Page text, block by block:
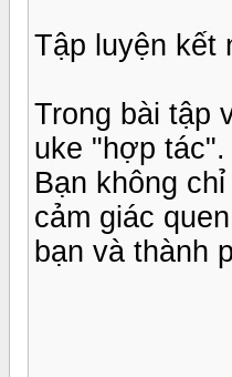
Tập luyện kết
Trong bài tập
uke "hợp
Bạn không
cảm giác
bạn và thành